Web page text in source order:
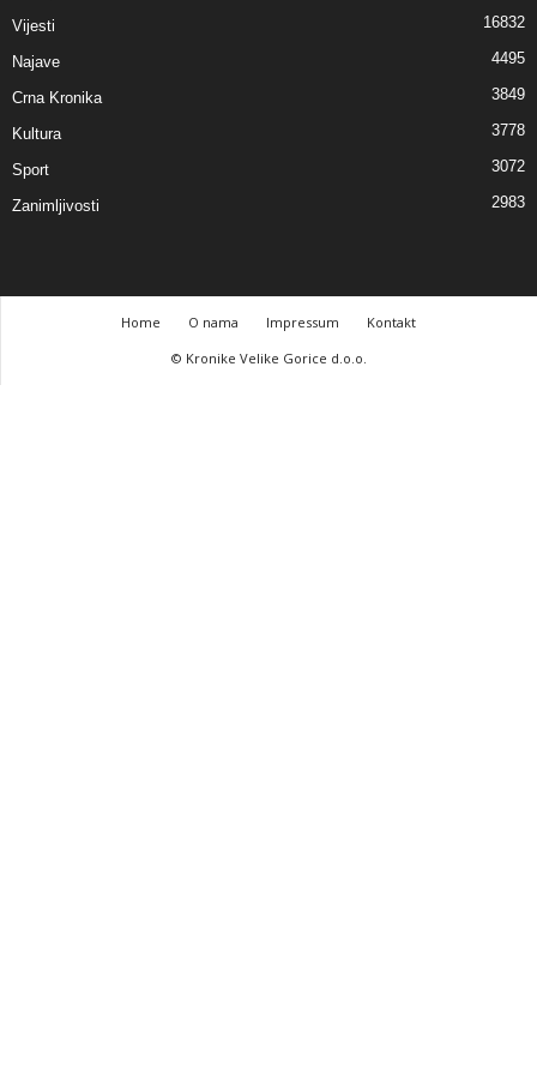
Vijesti 16832
Najave 4495
Crna Kronika 3849
Kultura 3778
Sport 3072
Zanimljivosti 2983
Home O nama Impressum
Kontakt
© Kronike Velike Gorice d.o.o.